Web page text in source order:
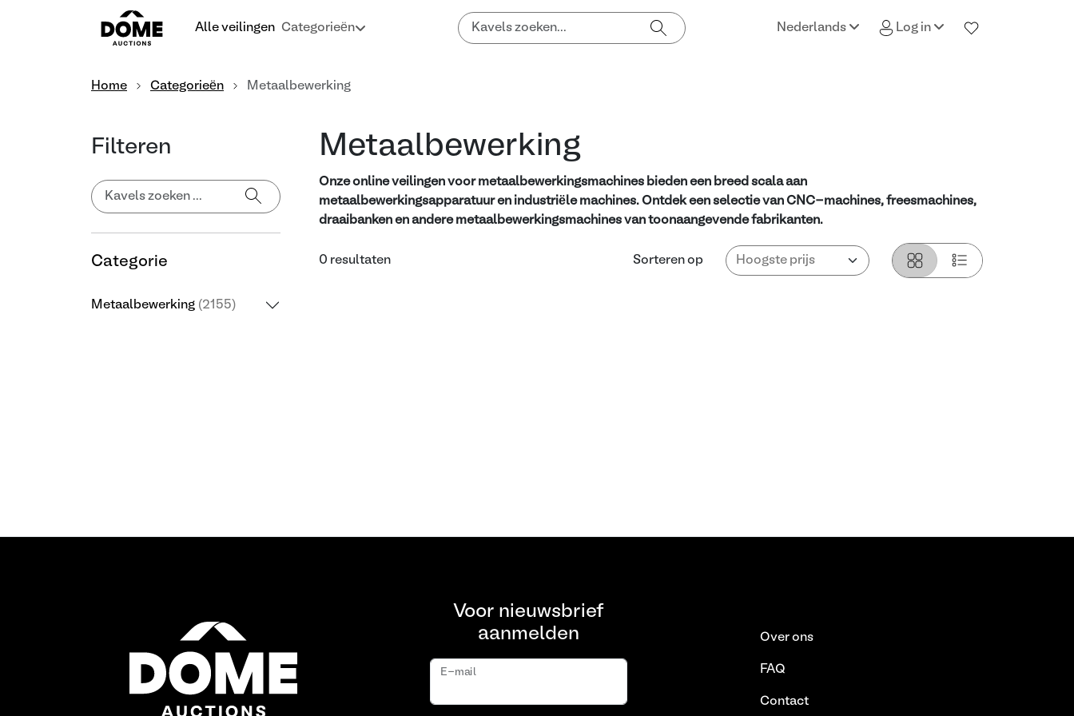
Alle veilingen Categorieën Nederlands Log in
Home Categorieën Metaalbewerking
Filteren
Categorie
Metaalbewerking (2155)
Metaalbewerking
Onze online veilingen voor metaalbewerkingsmachines bieden een breed scala aan
metaalbewerkingsapparatuur en industriële machines. Ontdek een selectie van CNC-machines, freesmachines,
draaibanken en andere metaalbewerkingsmachines van toonaangevende fabrikanten.
0 resultaten Sorteren op
Voor nieuwsbrief
aanmelden
E-mail
Over ons
FAQ
Contact